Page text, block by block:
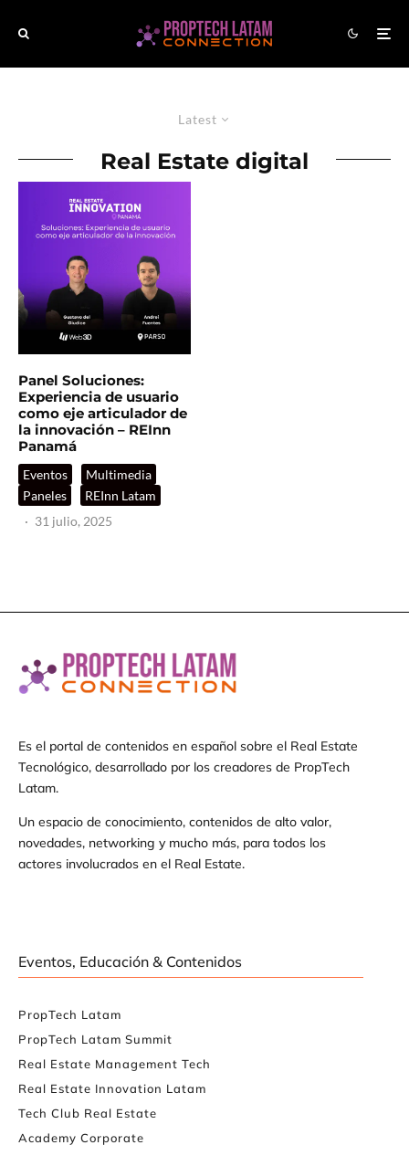
Latest
Real Estate digital
Panel Soluciones:
Experiencia de usuario
como eje articulador de
la innovación – REInn
Panamá
Eventos
Multimedia
Paneles
REInn Latam
· 31 julio, 2025
Es el portal de contenidos en español sobre el Real Estate
Tecnológico, desarrollado por los creadores de PropTech
Latam.
Un espacio de conocimiento, contenidos de alto valor,
novedades, networking y mucho más, para todos los
actores involucrados en el Real Estate.
Eventos, Educación & Contenidos
PropTech Latam
PropTech Latam Summit
Real Estate Management Tech
Real Estate Innovation Latam
Tech Club Real Estate
Academy Corporate